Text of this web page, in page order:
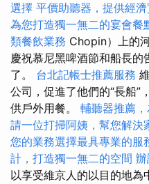
選擇 平價助聽器，提供經
為您打造獨一無二的宴會餐
類餐飲業務 Chopin）上的
慶祝慕尼黑啤酒節和船長的
了。 台北記帳士推薦服務
公司，促進了他們的“長船”
供戶外用餐。 輔聽器推薦
請一位打掃阿姨，幫您解決
您的業務選擇最具專業的服
計，打造獨一無二的空間
以享受維京人的以目的地